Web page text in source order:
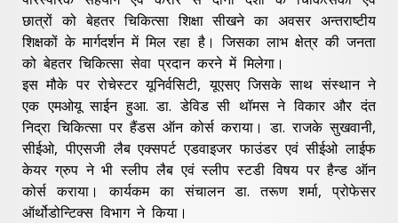
छात्रों को बेहतर चिकित्सा शिक्षा सीखने का अवसर अन्तराष्टीय
शिक्षकों के मार्गदर्शन में मिल रहा है। जिसका लाभ क्षेत्र की जनता
को बेहतर चिकित्सा सेवा प्रदान करने में मिलेगा।
इस मौके पर रोचेस्टर यूनिर्वसिटी, यूएसए जिसके साथ संस्थान ने
एक एमओयू साईन हुआ. डा. डेविड सी थॉमस ने विकार और दंत
निद्रा चिकित्सा पर हैंडस ऑन कोर्स कराया। डा. राजके सुखवानी,
सीईओ, पीएसजी लैब एक्सपर्ट एडवाइजर फाउंडर एवं सीईओ लाईफ
केयर ग्रुप ने भी स्लीप लैब एवं स्लीप स्टडी विषय पर हैन्ड ऑन
कोर्स कराया। कार्यकम का संचालन डा. तरूण शर्मा, प्रोफेसर
ऑर्थोडोन्टिक्स विभाग ने किया।